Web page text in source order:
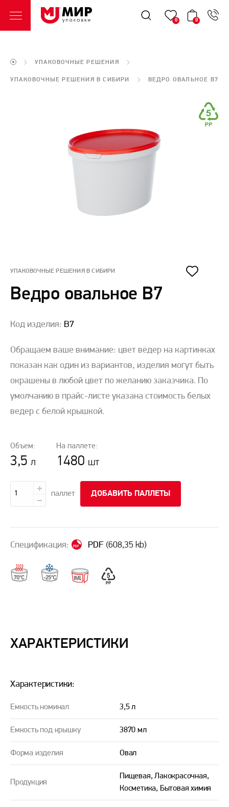
0 0
УПАКОВОЧНЫЕ РЕШЕНИЯ
УПАКОВОЧНЫЕ РЕШЕНИЯ В CИБИРИ ВЕДРО ОВАЛЬНОЕ В7
УПАКОВОЧНЫЕ РЕШЕНИЯ В CИБИРИ
Ведро овальное В7
Код изделия: В7
Обращаем ваше внимание: цвет вёдер на картинках
показан как один из вариантов, изделия могут быть
окрашены в любой цвет по желанию заказчика. По
умолчанию в прайс-листе указана стоимость белых
ведер с белой крышкой.
Объем:
3,5 л
На паллете:
1480 шт
паллет ДОБАВИТЬ ПАЛЛЕТЫ
Спецификация: PDF (608,35 kb)
ХАРАКТЕРИСТИКИ
Характеристики:
Емкость номинал 3,5 л
Емкость под крышку 3870 мл
Форма изделия Овал
Продукция
Пищевая, Лакокрасочная,
Косметика, Бытовая химия